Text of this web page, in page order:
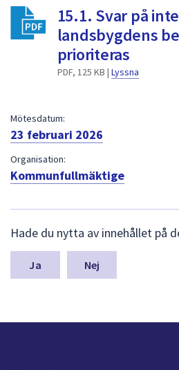
15.1. Svar på
landsbygdens
prioriteras
PDF, 125 KB | Lyssna
Mötesdatum:
23 februari 2026
Organisation:
Kommunfullmäktige
ä
m
a
n
Hade du nytta av innehållet på
Nej